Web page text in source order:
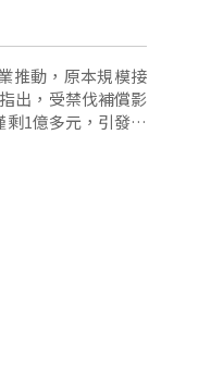
推動，原本規模接
出，受禁伐補償影
1億多元，引發政